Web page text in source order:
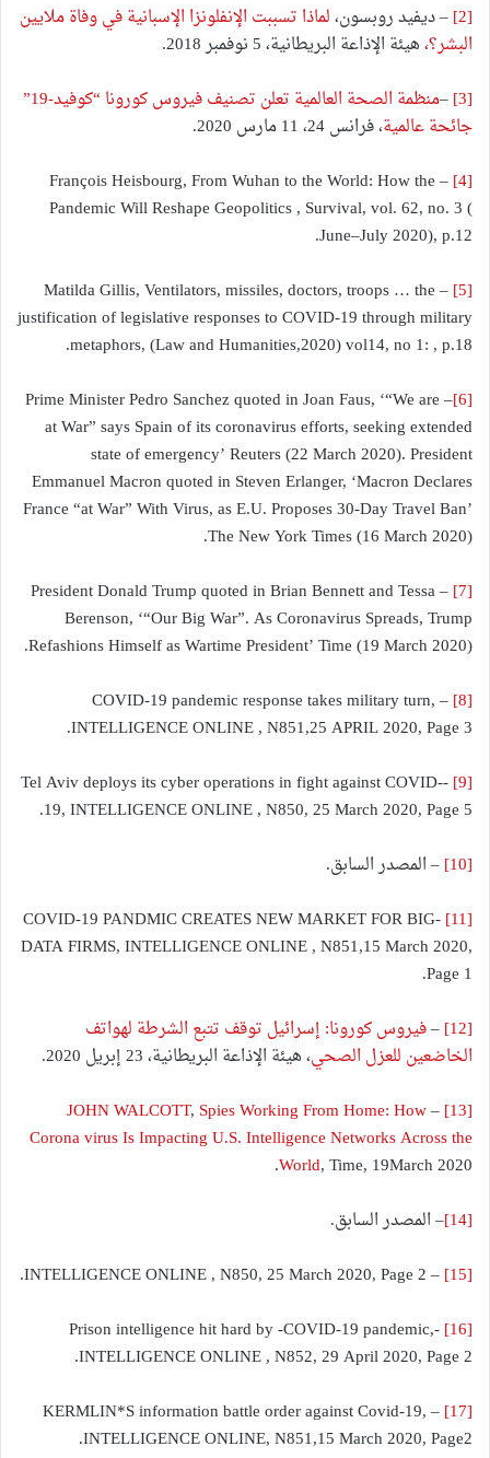
[2] – ديفيد روبسون،لماذا تسببت الإنفلونزا الإسبانية في وفاة ملايين
البشر؟،هيئة الإذاعة البريطانية، 5 نوفمبر 2018.
[3]
–
منظمة الصحة العالمية تعلن تصنيف فيروس كورونا “كوفيد-19”
جائحة عالمية، فرانس 24، 11 مارس 2020.
[4]
– François Heisbourg, From Wuhan to the World: How the
Pandemic Will Reshape Geopolitics , Survival, vol. 62, no. 3 (
June–July 2020), p.12.
[5]
– Matilda Gillis, Ventilators, missiles, doctors, troops … the
justification of legislative responses to COVID-19 through military
metaphors, (Law and Humanities,2020) vol14, no 1: , p.18.
[6]
– Prime Minister Pedro Sanchez quoted in Joan Faus, ‘“We are
at War” says Spain of its coronavirus efforts, seeking extended
state of emergency’ Reuters (22 March 2020). President
Emmanuel Macron quoted in Steven Erlanger, ‘Macron Declares
France “at War” With Virus, as E.U. Proposes 30-Day Travel Ban’
The New York Times (16 March 2020).
[7]
– President Donald Trump quoted in Brian Bennett and Tessa
Berenson, ‘“Our Big War”. As Coronavirus Spreads, Trump
Refashions Himself as Wartime President’ Time (19 March 2020).
[8]
– COVID-19 pandemic response takes military turn,
INTELLIGENCE ONLINE , N851,25 APRIL 2020, Page 3.
[9]
-Tel Aviv deploys its cyber operations in fight against COVID-
19, INTELLIGENCE ONLINE , N850, 25 March 2020, Page 5.
[10]
– المصدر السابق.
[11]
-COVID-19 PANDMIC CREATES NEW MARKET FOR BIG
DATA FIRMS, INTELLIGENCE ONLINE , N851,15 March 2020,
Page 1.
[12]
–فيروس كورونا: إسرائيل توقف تتبع الشرطة لهواتف
الخاضعين للعزل الصحي، هيئة الإذاعة البريطانية، 23 إبريل 2020.
[13]
–
JOHN WALCOTT, Spies Working From Home: How
Corona virus Is Impacting U.S. Intelligence Networks Across the
World, Time, 19March 2020.
[14]
– المصدر السابق.
[15]
– INTELLIGENCE ONLINE , N850, 25 March 2020, Page 2.
[16]
-Prison intelligence hit hard by -COVID-19 pandemic,
INTELLIGENCE ONLINE , N852, 29 April 2020, Page 2.
[17]
– KERMLIN*S information battle order against Covid-19,
INTELLIGENCE ONLINE, N851,15 March 2020, Page2.